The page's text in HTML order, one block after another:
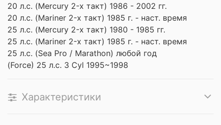
20 л.с. (Mercury 2-х такт) 1986 - 2002 гг.
20 л.с. (Mariner 2-х такт) 1985 г. - наст. время
25 л.с. (Mercury 2-х такт) 1980 - 1985 гг.
25 л.с. (Mariner 2-х такт) 1985 г. - наст. время
25 л.с. (Sea Pro / Marathon) любой год
(Force) 25 л.с. 3 Cyl 1995~1998
Характеристики